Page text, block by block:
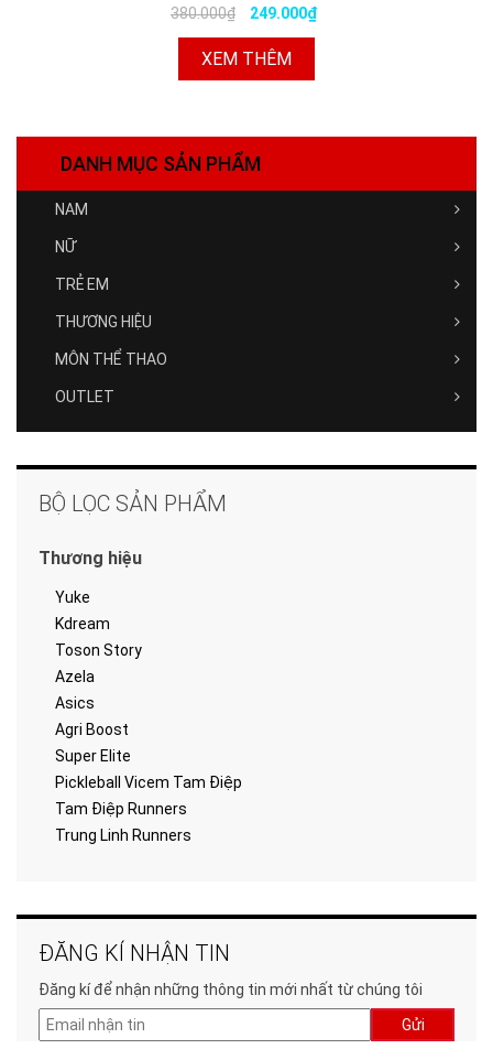
380.000₫ 249.000₫
XEM THÊM
DANH MỤC SẢN PHẨM
NAM
NỮ
TRẺ EM
THƯƠNG HIỆU
MÔN THỂ THAO
OUTLET
BỘ LỌC SẢN PHẨM
Thương hiệu
Yuke
Kdream
Toson Story
Azela
Asics
Agri Boost
Super Elite
Pickleball Vicem Tam Điệp
Tam Điệp Runners
Trung Linh Runners
ĐĂNG KÍ NHẬN TIN
Đăng kí để nhận những thông tin mới nhất từ chúng tôi
Gửi